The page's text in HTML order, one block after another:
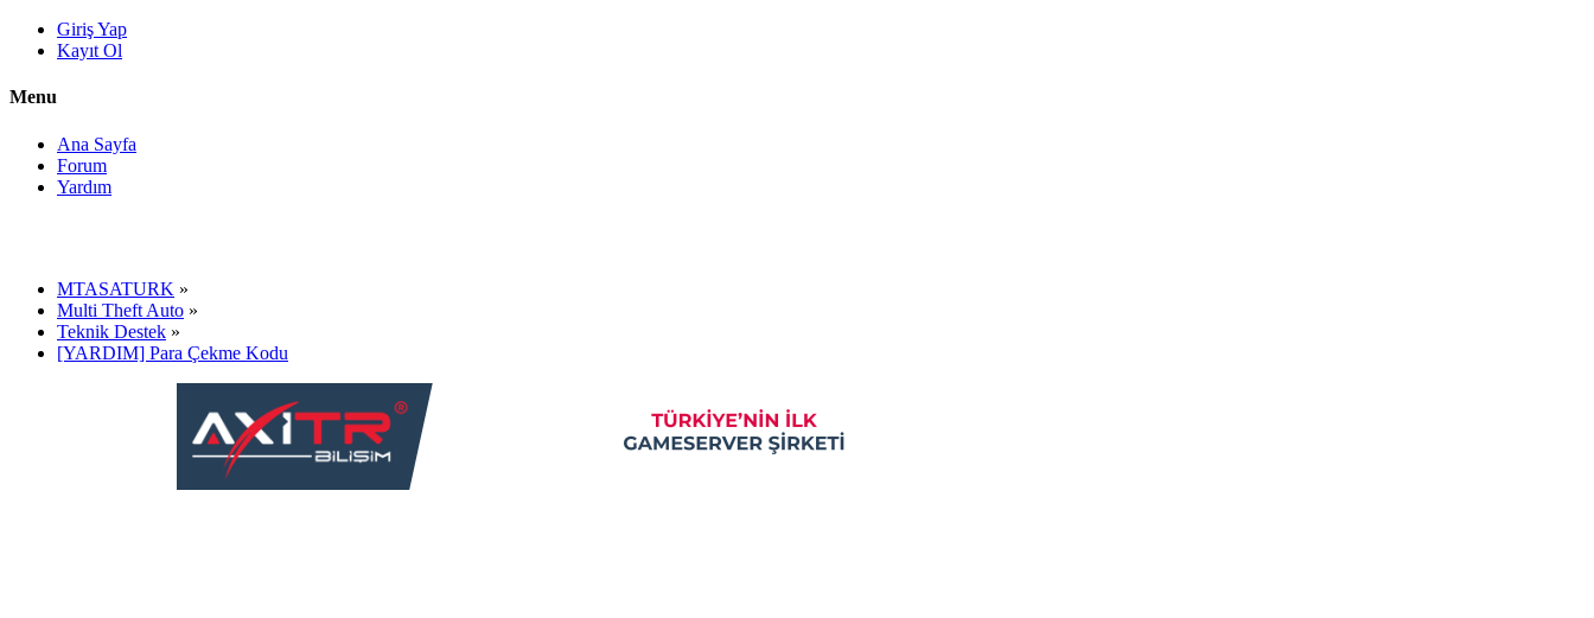
Giriş Yap
Kayıt Ol
Menu
Ana Sayfa
Forum
Yardım
MTASATURK »
Multi Theft Auto »
Teknik Destek »
[YARDIM] Para Çekme Kodu